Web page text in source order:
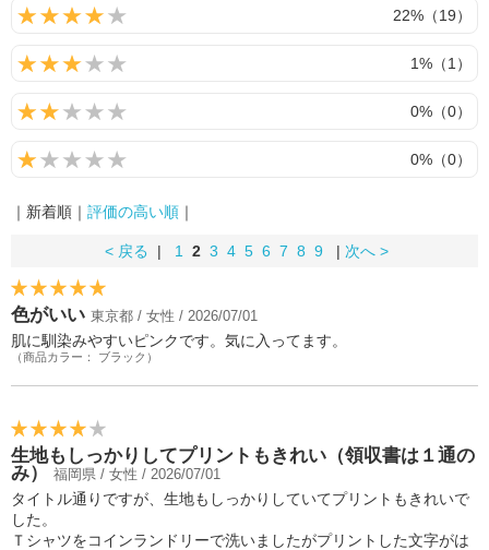
22%（19）
1%（1）
0%（0）
0%（0）
｜新着順｜ 評価の高い順 ｜
< 戻る | 1 2 3 4 5 6 7 8 9 | 次へ >
色がいい 東京都 / 女性 / 2026/07/01
肌に馴染みやすいピンクです。気に入ってます。
（商品カラー： ブラック）
生地もしっかりしてプリントもきれい（領収書は１通の
み）
福岡県 / 女性 / 2026/07/01
タイトル通りですが、生地もしっかりしていてプリントもきれいで
した。
Ｔシャツをコインランドリーで洗いましたがプリントした文字がは